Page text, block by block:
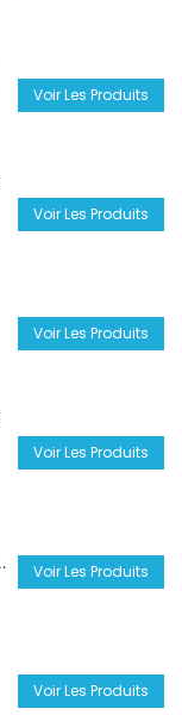
Voir Les Produits
Voir Les Produits
Voir Les Produits
Voir Les Produits
Voir Les Produits
Voir Les Produits